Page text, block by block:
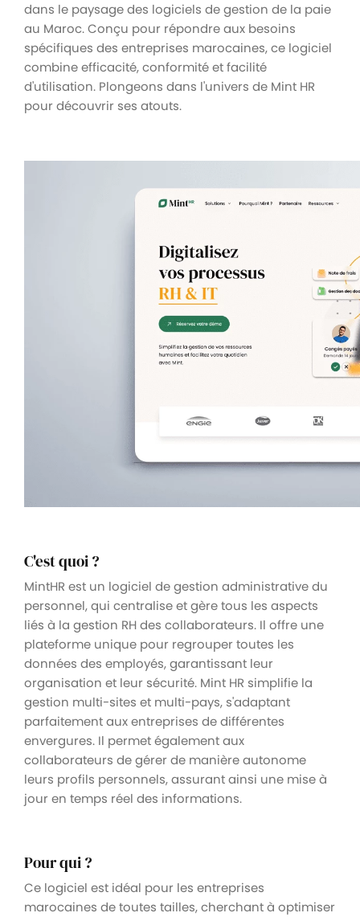
dans le paysage des logiciels de gestion de la paie
au Maroc. Conçu pour répondre aux besoins
spécifiques des entreprises marocaines, ce logiciel
combine efficacité, conformité et facilité
d'utilisation. Plongeons dans l'univers de Mint HR
pour découvrir ses atouts.
C'est quoi ?
MintHR est un logiciel de gestion administrative du
personnel, qui centralise et gère tous les aspects
liés à la gestion RH des collaborateurs. Il offre une
plateforme unique pour regrouper toutes les
données des employés, garantissant leur
organisation et leur sécurité. Mint HR simplifie la
gestion multi-sites et multi-pays, s'adaptant
parfaitement aux entreprises de différentes
envergures. Il permet également aux
collaborateurs de gérer de manière autonome
leurs profils personnels, assurant ainsi une mise à
jour en temps réel des informations.
Pour qui ?
Ce logiciel est idéal pour les entreprises
marocaines de toutes tailles, cherchant à optimiser